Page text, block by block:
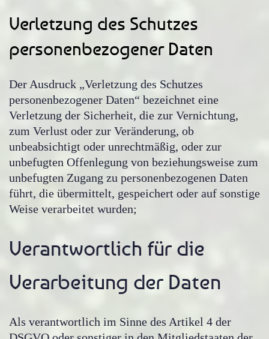
Verletzung des Schutzes
personenbezogener Daten
Der Ausdruck „Verletzung des Schutzes
personenbezogener Daten“ bezeichnet eine
Verletzung der Sicherheit, die zur Vernichtung,
zum Verlust oder zur Veränderung, ob
unbeabsichtigt oder unrechtmäßig, oder zur
unbefugten Offenlegung von beziehungsweise zum
unbefugten Zugang zu personenbezogenen Daten
führt, die übermittelt, gespeichert oder auf sonstige
Weise verarbeitet wurden;
Verantwortlich für die
Verarbeitung der Daten
Als verantwortlich im Sinne des Artikel 4 der